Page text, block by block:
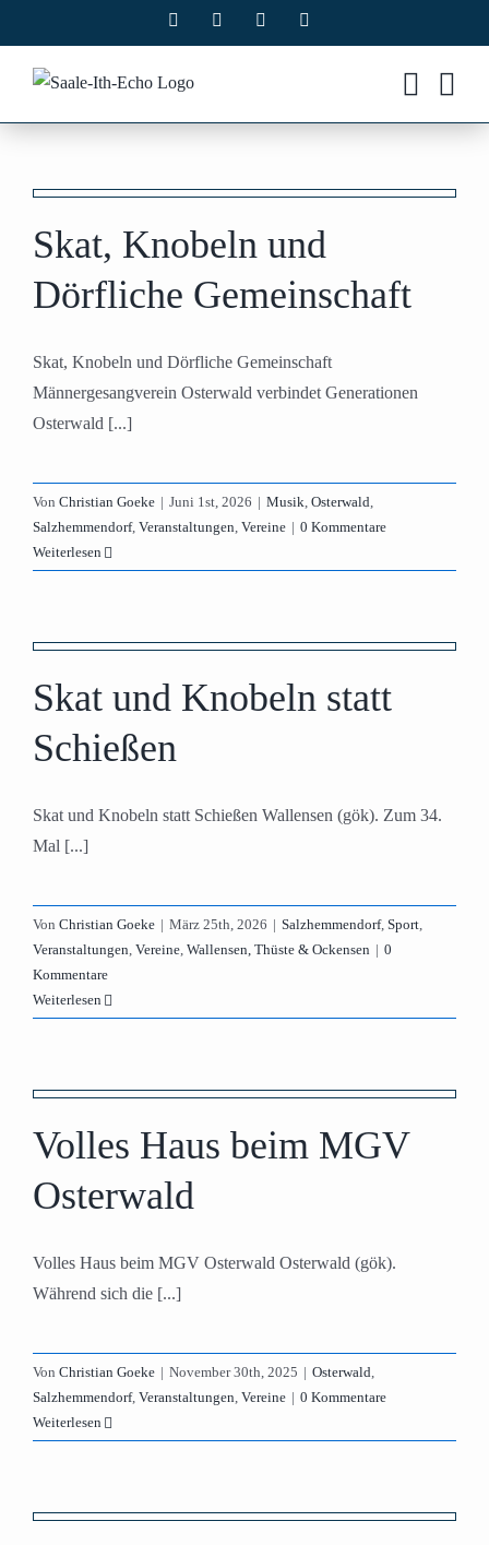
Inhalt
springen
Facebook Instagram
Skat, Knobeln und
Dörfliche Gemeinschaft
Skat, Knobeln und Dörfliche Gemeinschaft
Männergesangverein Osterwald verbindet Generationen
Osterwald [...]
Von Christian Goeke | Juni 1st, 2026 | Musik, Osterwald,
Salzhemmendorf, Veranstaltungen, Vereine | 0 Kommentare
Weiterlesen
Skat und Knobeln statt
Schießen
Skat und Knobeln statt Schießen Wallensen (gök). Zum 34.
Mal [...]
Von Christian Goeke | März 25th, 2026 | Salzhemmendorf, Sport,
Veranstaltungen, Vereine, Wallensen, Thüste & Ockensen | 0
Kommentare
Weiterlesen
Volles Haus beim MGV
Osterwald
Volles Haus beim MGV Osterwald Osterwald (gök).
Während sich die [...]
Von Christian Goeke | November 30th, 2025 | Osterwald,
Salzhemmendorf, Veranstaltungen, Vereine | 0 Kommentare
Weiterlesen